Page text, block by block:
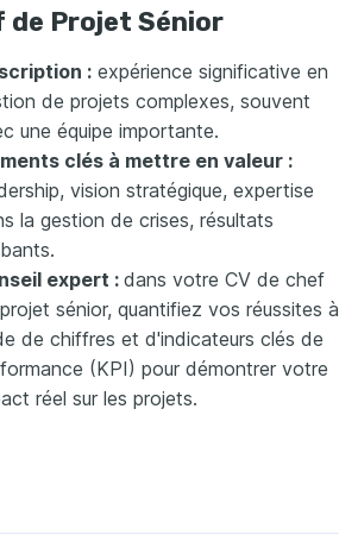
de Projet Sénior
: expérience significative en
de projets complexes, souvent
une équipe importante.
clés à mettre en valeur :
vision stratégique, expertise
la gestion de crises, résultats
expert :dans votre CV de chef
sénior, quantifiez vos réussites à
de chiffres et d'indicateurs clés de
(KPI) pour démontrer votre
réel sur les projets.